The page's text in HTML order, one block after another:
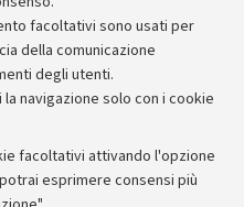
facoltativi sono usati per
della comunicazione
degli utenti.
navigazione solo con i cookie
facoltativi attivando l'opzione
esprimere consensi più
stampa